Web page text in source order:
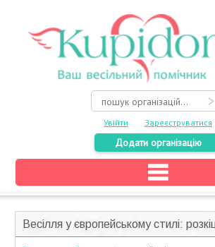
Увійти Зареєструватися
Додати організацію
Головна
Каталог
Весілля у європейському стилі: